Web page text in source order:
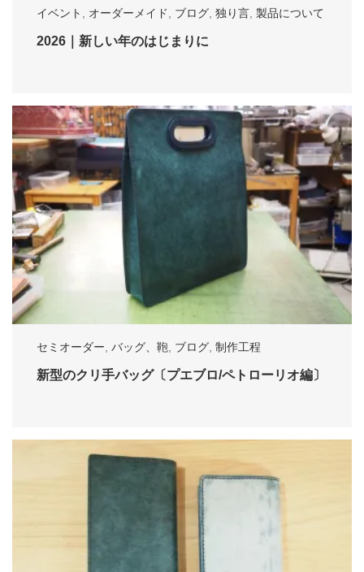
イベント オーダーメイド ブログ 独り言 製品について
2026｜新しい年のはじまりに
セミオーダー, バッグ、鞄, ブログ, 制作工程
新型のクリ手バッグ〔プエブロ/ペトローリオ編〕